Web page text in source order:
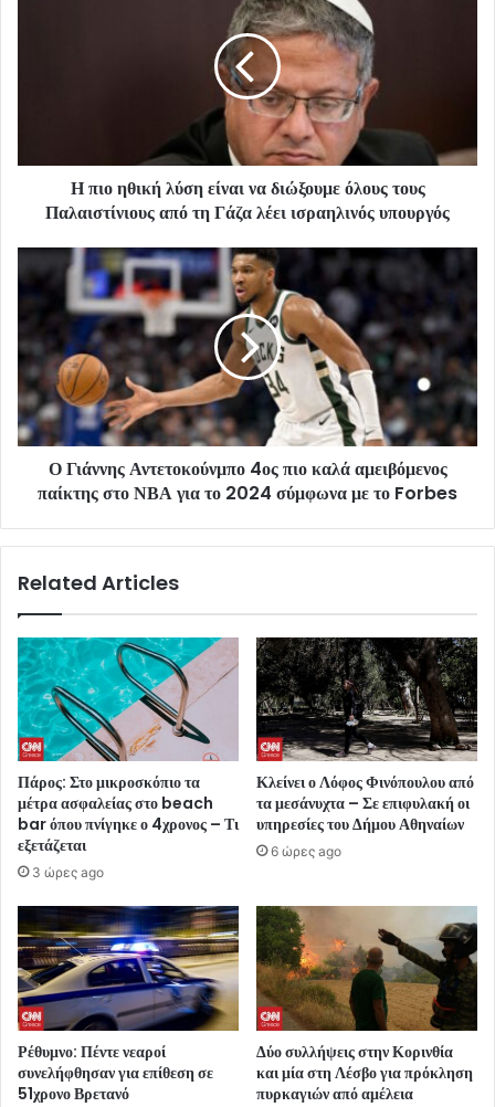
Η πιο ηθική λύση είναι να διώξουμε όλους τους
Παλαιστίνιους από τη Γάζα λέει ισραηλινός υπουργός
Ο Γιάννης Αντετοκούνμπο 4ος πιο καλά αμειβόμενος
παίκτης στο ΝΒΑ για το 2024 σύμφωνα με το Forbes
Related Articles
Πάρος: Στο μικροσκόπιο τα
μέτρα ασφαλείας στο beach
bar όπου πνίγηκε ο 4χρονος – Τι
εξετάζεται
3 ώρες ago
Κλείνει ο Λόφος Φινόπουλου από
τα μεσάνυχτα – Σε επιφυλακή οι
υπηρεσίες του Δήμου Αθηναίων
6 ώρες ago
Ρέθυμνο: Πέντε νεαροί
συνελήφθησαν για επίθεση σε
51χρονο Βρετανό
Δύο συλλήψεις στην Κορινθία
και μία στη Λέσβο για πρόκληση
πυρκαγιών από αμέλεια